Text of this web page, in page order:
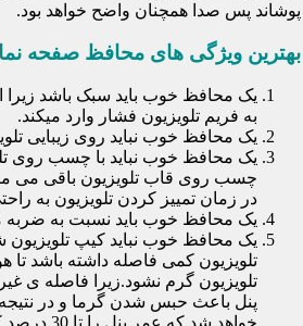
پوشاند پس صدا همچنان واضح خواهد بود.
بهترین ویژگی های محافظ صفحه
یک محافظ خوب باید سبک باشد زیرا
به فریم تلویزیون فشار وارد میکند.
یک محافظ خوب نباید روی زیبایی
یک محافظ خوب نباید با چسب روی
چسب روی قاب تلویزیون باقی می
در زمان تمییز کردن تلویزیون به
یک محافظ خوب باید نسبت به ضربه
یک محافظ خوب نباید کیپ تلویزیون
تلویزیون کمی فاصله داشته باشد
تلویزیون گرم نشود.زیرا فاصله ی
پنل باعث حبس شدن گرما و در